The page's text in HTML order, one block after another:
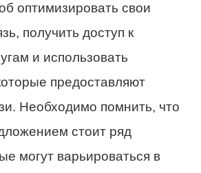
оптимизировать свои
получить доступ к
и использовать
предоставляют
Необходимо помнить, что
стоит ряд
могут варьироваться в